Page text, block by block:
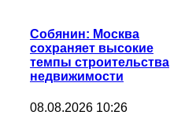
Собянин: Москва
сохраняет высокие
темпы строительства
недвижимости
08.08.2026 10:26